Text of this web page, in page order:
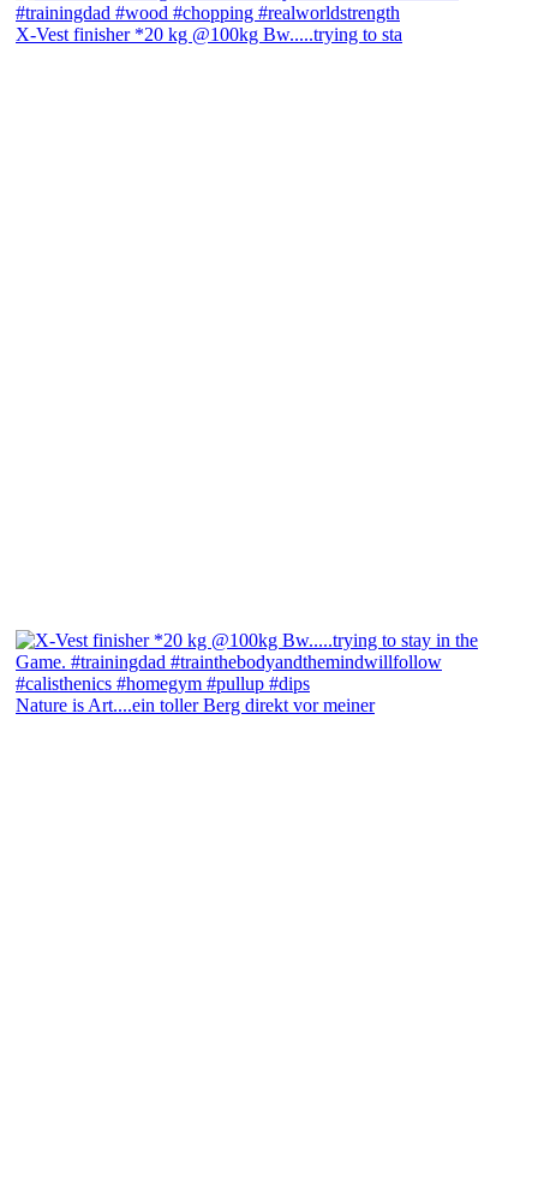
X-Vest finisher *20 kg @100kg Bw.....trying to sta
Nature is Art....ein toller Berg direkt vor meiner